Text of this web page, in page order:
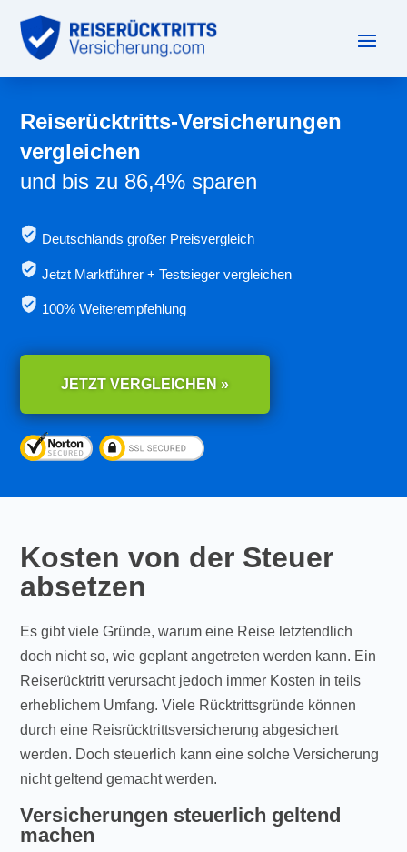
Reiserücktritts-Versicherungen
vergleichen
und bis zu 86,4% sparen
Deutschlands großer Preisvergleich
Jetzt Marktführer + Testsieger vergleichen
100% Weiterempfehlung
JETZT VERGLEICHEN »
Kosten von der Steuer
absetzen
Es gibt viele Gründe, warum eine Reise letztendlich
doch nicht so, wie geplant angetreten werden kann. Ein
Reiserücktritt verursacht jedoch immer Kosten in teils
erheblichem Umfang. Viele Rücktrittsgründe können
durch eine Reisrücktrittsversicherung abgesichert
werden. Doch steuerlich kann eine solche Versicherung
nicht geltend gemacht werden.
Versicherungen steuerlich geltend
machen